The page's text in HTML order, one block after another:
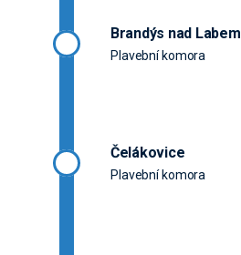
Brandýs nad Labem
Plavební komora
Čelákovice
Plavební komora